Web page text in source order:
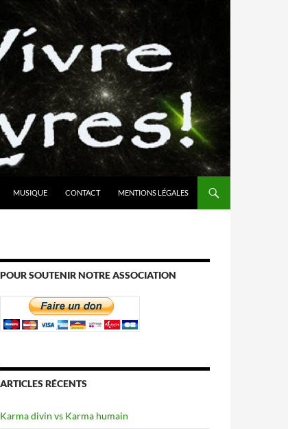
MUSIQUE CONTACT MENTIONS LÉGALES
POUR SOUTENIR NOTRE ASSOCIATION
ARTICLES RÉCENTS
Karma divin vs Karma humain